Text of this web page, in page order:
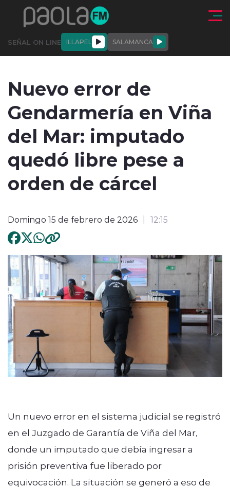
Click acá para ir directamente al contenido
SEÑAL ON LINE ILLAPEL SALAMANCA
modo claro
Nuevo error de
Gendarmería en Viña
del Mar: imputado
quedó libre pese a
orden de cárcel
Domingo 15 de febrero de 2026 12:15
Un nuevo error en el sistema judicial se registró
en el Juzgado de Garantía de Viña del Mar,
donde un imputado que debía ingresar a
prisión preventiva fue liberado por
equivocación. La situación se generó a eso de